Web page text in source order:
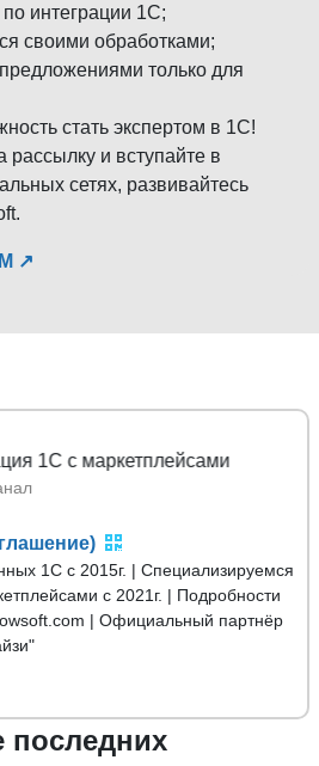
интеграции 1С;
своими обработками;
только для
стать экспертом в 1С!
рассылку и вступайте в
сетях, развивайтесь
↗
1С с 2015г. | Специализируемся
с 2021г. | Подробности
| Официальный партнёр
последних